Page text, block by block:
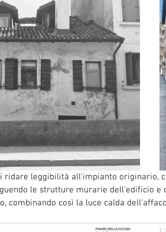
leggibilità all'impianto originario,
le strutture murarie dell'edificio e
combinando così la luce calda